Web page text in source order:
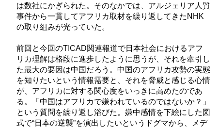
は数社にかぎられた。そのなかでは、アルジェリア人質
事件から一貫してアフリカ取材を繰り返してきたNHK
の取り組みが光っていた。
前回と今回のTICAD関連報道で日本社会におけるアフ
リカ理解は格段に進歩したように思うが、それを牽引し
た最大の要因は中国だろう。中国のアフリカ攻勢の実態
を知りたいという情報需要と、それを脅威と感じる心情
が、アフリカに対する関心度をいっきに高めたのであ
る。「中国はアフリカで嫌われているのではないか？」
という質問を繰り返し浴びた。嫌中感情を下絵にした図
式で“日本の逆襲”を演出したいというドグマから、メデ